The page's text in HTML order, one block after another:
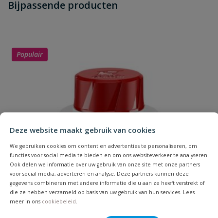
Deze website maakt gebruik van cookies
We gebruiken cookies om content en advertenties te personaliseren, om
functies voor social media te bieden en om ons websiteverkeer te analyseren.
Ook delen we informatie over uw gebruik van onze site met onze partners
voor social media, adverteren en analyse. Deze partners kunnen deze
gegevens combineren met andere informatie die u aan ze heeft verstrekt of
die ze hebben verzameld op basis van uw gebruik van hun services. Lees
meer in ons cookiebeleid
dit product?
Schrijf zelf een beoordeling
Uw waardering:
Naam
Samenvatting
Beoordeling
Bijpassende producten
Populair